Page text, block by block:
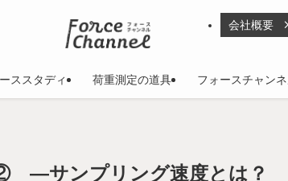
ススタディ 荷重測定の道具 フォースチャン
会社概要
―サンプリング速度とは？